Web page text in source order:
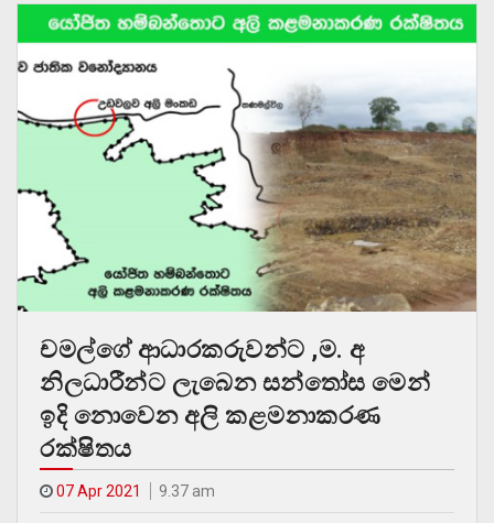
චමල්ගේ ආධාරකරුවන්ට ,ම. අ
නිලධාරීන්ට ලැබෙන සන්තෝස මෙන්
ඉදි නොවෙන අලි කළමනාකරණ
රක්ෂිතය
07 Apr 2021 9.37 am